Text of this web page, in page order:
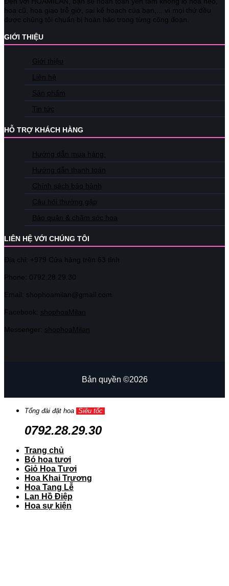
hoa cũ, hoa giao trễ giờ, sai kế hoạch của bạn,... vì mọi thứ đều
được chúng tôi chuẩn bị hoàn hảo trong từng công đoạn.
GIỚI THIỆU
Giới thiệu
Liên hệ
Sản phẩm
Tin tức
HỖ TRỢ KHÁCH HÀNG
Hướng dẫn mua hàng
Hướng dẫn thanh toán
Chính sách bảo hành
Câu hỏi thường gặp
Bảo quản & chăm sóc hoa
LIÊN HỆ VỚI CHÚNG TÔI
Địa chỉ: +979 Cửa hàng trên 63 tỉnh
Phone: 0792.28.29.30
Email: shophoamilan@gmail.com
Facebook: shophoaMilan
Messenger: shophoaMilan
Bản quyền ©2026
Tổng đài đặt hoa Siêu tốc
0792.28.29.30
Trang chủ
Bó hoa tươi
Giỏ Hoa Tươi
Hoa Khai Trương
Hoa Tang Lễ
Lan Hồ Điệp
Hoa sự kiện